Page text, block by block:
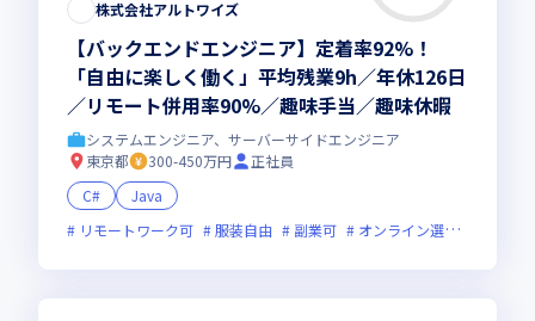
株式会社アルトワイズ
【バックエンドエンジニア】定着率92%！
「自由に楽しく働く」平均残業9h／年休126日
／リモート併用率90%／趣味手当／趣味休暇
システムエンジニア、サーバーサイドエンジニア
東京都
300-450万円
正社員
C#
Java
リモートワーク可
服装自由 副業可 オンライン選考可